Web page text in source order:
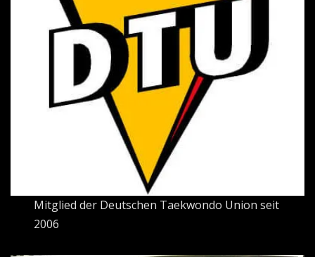
Mitglied der Deutschen Taekwondo Union seit
2006